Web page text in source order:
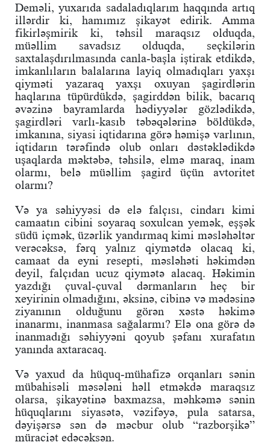
Deməli, yuxarıda sadaladıqlarım haqqında artıq
illərdir ki, hamımız şikayət edirik. Amma
fikirləşmirik ki, təhsil maraqsız olduqda,
müəllim savadsız olduqda, seçkilərin
saxtalaşdırılmasında canla-başla iştirak etdikdə,
imkanlıların balalarına layiq olmadıqları yaxşı
qiyməti yazaraq yaxşı oxuyan şagirdlərin
haqlarına tüpürdükdə, şagirddən bilik, bacarıq
əvəzinə bayramlarda hədiyyələr gözlədikdə,
şagirdləri varlı-kasıb təbəqələrinə böldükdə,
imkanına, siyasi iqtidarına görə həmişə varlının,
iqtidarın tərəfində olub onları dəstəklədikdə
uşaqlarda məktəbə, təhsilə, elmə maraq, inam
olarmı, belə müəllim şagird üçün avtoritet
olarmı?
Və ya səhiyyəsi də elə falçısı, cindarı kimi
camaatın cibini soyaraq soxulcan yemək, eşşək
südü içmək, üzərlik yandırmaq kimi məsləhəltər
verəcəksə, fərq yalnız qiymətdə olacaq ki,
camaat da eyni resepti, məsləhəti həkimdən
deyil, falçıdan ucuz qiymətə alacaq. Həkimin
yazdığı çuval-çuval dərmanların heç bir
xeyirinin olmadığını, əksinə, cibinə və mədəsinə
ziyanının olduğunu görən xəstə həkimə
inanarmı, inanmasa sağalarmı? Elə ona görə də
inanmadığı səhiyyəni qoyub şəfanı xurafatın
yanında axtaracaq.
Və yaxud da hüquq-mühafizə orqanları sənin
mübahisəli məsələni həll etməkdə maraqsız
olarsa, şikayətinə baxmazsa, məhkəmə sənin
hüquqlarını siyasətə, vəzifəyə, pula satarsa,
dəyişərsə sən də məcbur olub “razborşikə”
müraciət edəcəksən.